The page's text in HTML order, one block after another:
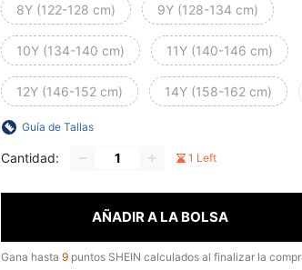
8Y (122-128 cm) 9Y (128-134 cm)
10Y (134-140 cm) 11Y (140-146 cm)
12Y (146-152 cm) 14Y (158-162 cm)
Guía de Tallas
Cantidad: 1 Left
AÑADIR A LA BOLSA
Gana hasta 9 puntos SHEIN calculados al finalizar la